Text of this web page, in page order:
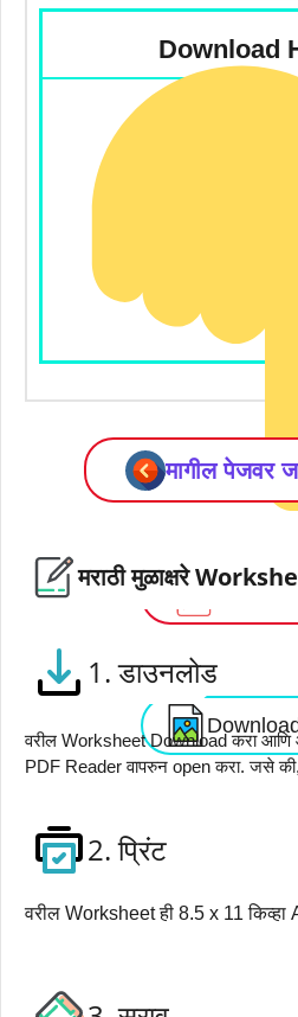
Download
मागील पेजवर
मराठी मुळाक्षरे
1. डाउनलोड
वरील Worksheet Download करा आणि
PDF Reader वापरुन open करा. जसे
2. प्रिंट
वरील Worksheet ही 8.5 x 11 किव्हा